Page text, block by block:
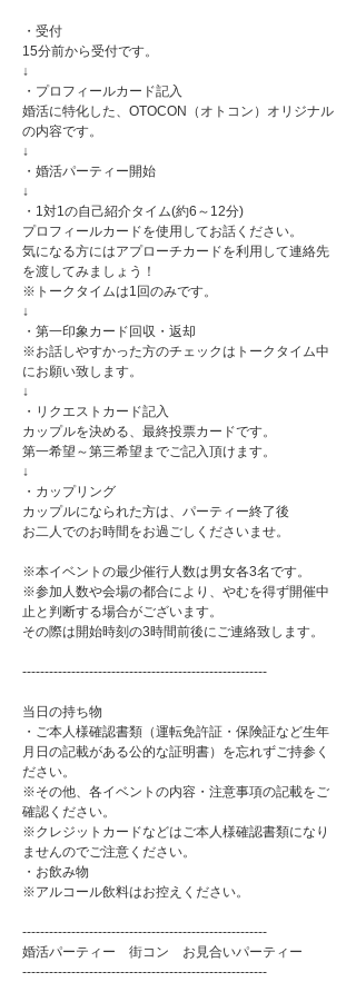
・受付
15分前から受付です。
↓
・プロフィールカード記入
婚活に特化した、OTOCON（オトコン）オリジナル
の内容です。
↓
・婚活パーティー開始
↓
・1対1の自己紹介タイム(約6～12分)
プロフィールカードを使用してお話ください。
気になる方にはアプローチカードを利用して連絡先
を渡してみましょう！
※トークタイムは1回のみです。
↓
・第一印象カード回収・返却
※お話しやすかった方のチェックはトークタイム中
にお願い致します。
↓
・リクエストカード記入
カップルを決める、最終投票カードです。
第一希望～第三希望までご記入頂けます。
↓
・カップリング
カップルになられた方は、パーティー終了後
お二人でのお時間をお過ごしくださいませ。
※本イベントの最少催行人数は男女各3名です。
※参加人数や会場の都合により、やむを得ず開催中
止と判断する場合がございます。
その際は開始時刻の3時間前後にご連絡致します。
-------------------------------------------------------
当日の持ち物
・ご本人様確認書類（運転免許証・保険証など生年
月日の記載がある公的な証明書）を忘れずご持参く
ださい。
※その他、各イベントの内容・注意事項の記載をご
確認ください。
※クレジットカードなどはご本人様確認書類になり
ませんのでご注意ください。
・お飲み物
※アルコール飲料はお控えください。
-------------------------------------------------------
婚活パーティー 街コン お見合いパーティー
-------------------------------------------------------